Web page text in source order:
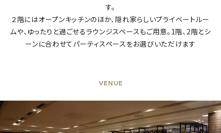
す。
２階にはオープンキッチンのほか、隠れ家らしいプライベートルー
ムや、ゆったりと過ごせるラウンジスペースもご用意。1階、2階とシ
ーンに合わせてパーティスペースをお選びいただけます
VENUE